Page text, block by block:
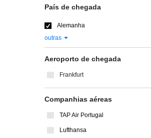
País de chegada
Alemanha
outras
Aeroporto de chegada
Frankfurt
Companhias aéreas
TAP Air Portugal
Lufthansa